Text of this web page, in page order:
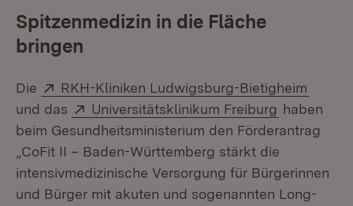
Spitzenmedizin in die Fläche
bringen
Die Extern:
RKH-Kliniken Ludwigsburg-Bietigheim
und das
Extern:
Universitätsklinikum Freiburg (Öffnet in
haben
beim Gesundheitsministerium den Förderantrag
„CoFit II – Baden-Württemberg stärkt die
intensivmedizinische Versorgung für Bürgerinnen
und Bürger mit akuten und sogenannten Long-